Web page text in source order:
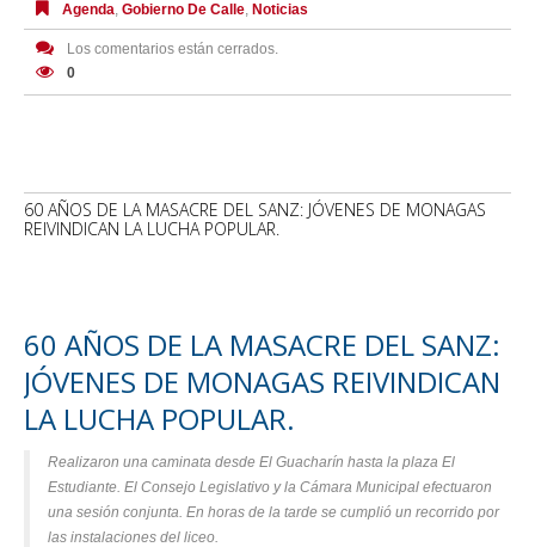
Agenda, Gobierno De Calle, Noticias
Los comentarios están cerrados.
0
60 AÑOS DE LA MASACRE DEL SANZ: JÓVENES DE MONAGAS
REIVINDICAN LA LUCHA POPULAR.
60 AÑOS DE LA MASACRE DEL SANZ:
JÓVENES DE MONAGAS REIVINDICAN
LA LUCHA POPULAR.
Realizaron una caminata desde El Guacharín hasta la plaza El
Estudiante. El Consejo Legislativo y la Cámara Municipal efectuaron
una sesión conjunta. En horas de la tarde se cumplió un recorrido por
las instalaciones del liceo.